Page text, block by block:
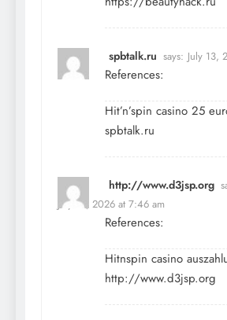
spbtalk.ru says: July 13,
References:
Hit’n’spin casino 25
spbtalk.ru
http://www.d3jsp.org
July 13, 2026 at 7:46 am
References:
Hitnspin casino
http://www.d3jsp.org